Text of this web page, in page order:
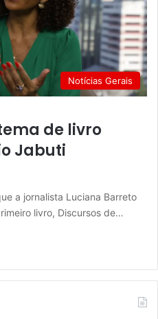
Notícias Gerais
de livro
Jabuti
a jornalista Luciana Barreto
livro, Discursos de…